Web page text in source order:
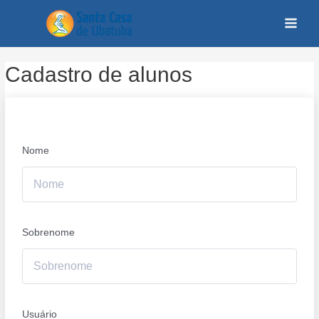
Cadastro de alunos
Nome
Sobrenome
Usuário